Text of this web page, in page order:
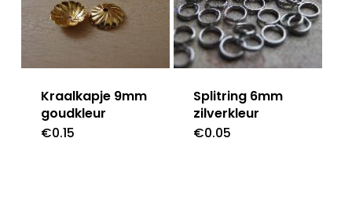
Kraalkapje 9mm
goudkleur
€0.15
Splitring 6mm
zilverkleur
€0.05